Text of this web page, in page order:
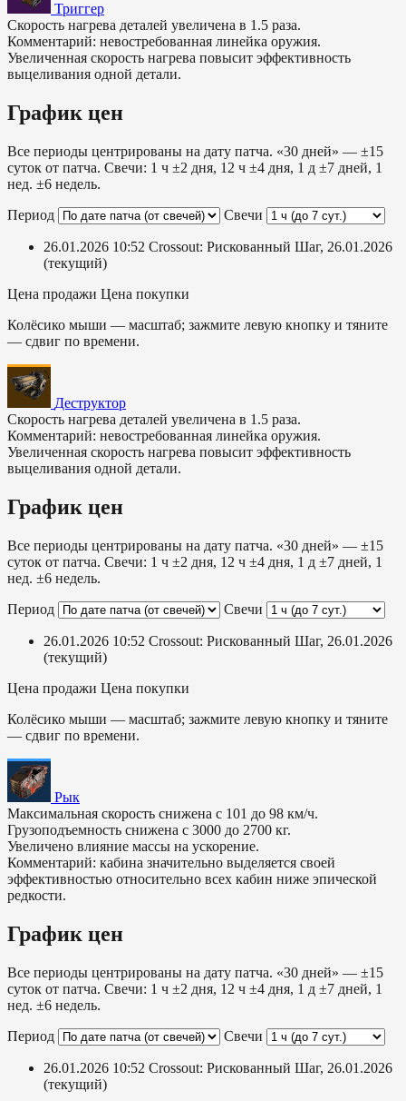
Триггер
Скорость нагрева деталей увеличена в 1.5 раза.
Комментарий: невостребованная линейка оружия.
Увеличенная скорость нагрева повысит эффективность
выцеливания одной детали.
График цен
Все периоды центрированы на дату патча. «30 дней» — ±15
суток от патча. Свечи: 1 ч ±2 дня, 12 ч ±4 дня, 1 д ±7 дней, 1
нед. ±6 недель.
Период
Свечи
26.01.2026 10:52 Crossout: Рискованный Шаг, 26.01.2026
(текущий)
Цена продажи Цена покупки
Колёсико мыши — масштаб; зажмите левую кнопку и тяните
— сдвиг по времени.
Деструктор
Скорость нагрева деталей увеличена в 1.5 раза.
Комментарий: невостребованная линейка оружия.
Увеличенная скорость нагрева повысит эффективность
выцеливания одной детали.
График цен
Все периоды центрированы на дату патча. «30 дней» — ±15
суток от патча. Свечи: 1 ч ±2 дня, 12 ч ±4 дня, 1 д ±7 дней, 1
нед. ±6 недель.
Период
Свечи
26.01.2026 10:52 Crossout: Рискованный Шаг, 26.01.2026
(текущий)
Цена продажи Цена покупки
Колёсико мыши — масштаб; зажмите левую кнопку и тяните
— сдвиг по времени.
Рык
Максимальная скорость снижена с 101 до 98 км/ч.
Грузоподъемность снижена с 3000 до 2700 кг.
Увеличено влияние массы на ускорение.
Комментарий: кабина значительно выделяется своей
эффективностью относительно всех кабин ниже эпической
редкости.
График цен
Все периоды центрированы на дату патча. «30 дней» — ±15
суток от патча. Свечи: 1 ч ±2 дня, 12 ч ±4 дня, 1 д ±7 дней, 1
нед. ±6 недель.
Период
Свечи
26.01.2026 10:52 Crossout: Рискованный Шаг, 26.01.2026
(текущий)